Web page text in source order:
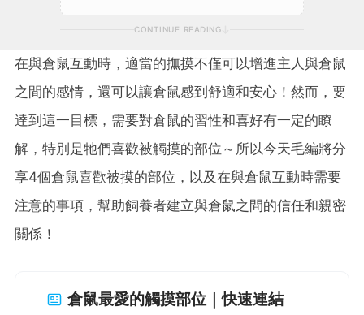
CONTINUE READING
在與倉鼠互動時，適當的撫摸不僅可以增進主人與倉鼠
之間的感情，還可以讓倉鼠感到舒適和安心！然而，要
達到這一目標，需要對倉鼠的習性和喜好有一定的瞭
解，特別是牠們喜歡被觸摸的部位～所以今天毛編將分
享4個倉鼠喜歡被摸的部位，以及在與倉鼠互動時需要
注意的事項，幫助飼養者建立與倉鼠之間的信任和親密
關係！
倉鼠最愛的觸摸部位｜快速連結